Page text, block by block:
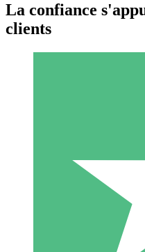
Packs de
Payez à l'utilisation avec
1
La confiance
clients